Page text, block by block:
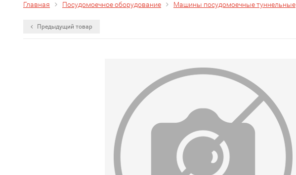
Главная Посудомоечное оборудование Машины посудомоечные туннельные
Предыдущий товар